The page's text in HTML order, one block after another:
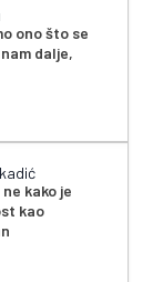
ono što se
dalje,
kako je
kao